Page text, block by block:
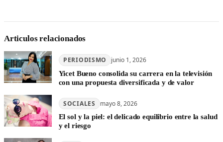
Articulos relacionados
PERIODISMO junio 1, 2026
Yicet Bueno consolida su carrera en la televisión
con una propuesta diversificada y de valor
SOCIALES mayo 8, 2026
El sol y la piel: el delicado equilibrio entre la salud
y el riesgo